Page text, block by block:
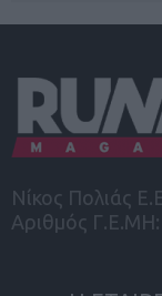
Νίκος Πολιάς Ε.Ε.
Αριθμός